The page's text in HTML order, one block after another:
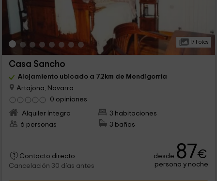
17 Fotos
Casa Sancho
Alojamiento ubicado a 7.2km de Mendigorria
Artajona, Navarra
0 opiniones
Alquiler íntegro
3 habitaciones
6 personas
3 baños
Contacto directo
Cancelación 30 días antes
desde 87€
persona y noche